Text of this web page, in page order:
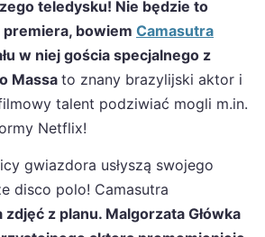
teledysku! Nie będzie to
bowiem Camasutra
w niej gościa specjalnego z
Massa to znany brazylijski aktor i
talent podziwiać mogli m.in.
Netflix!
gwiazdora usłyszą swojego
disco polo! Camasutra
zdjęć z planu. Malgorzata Główka